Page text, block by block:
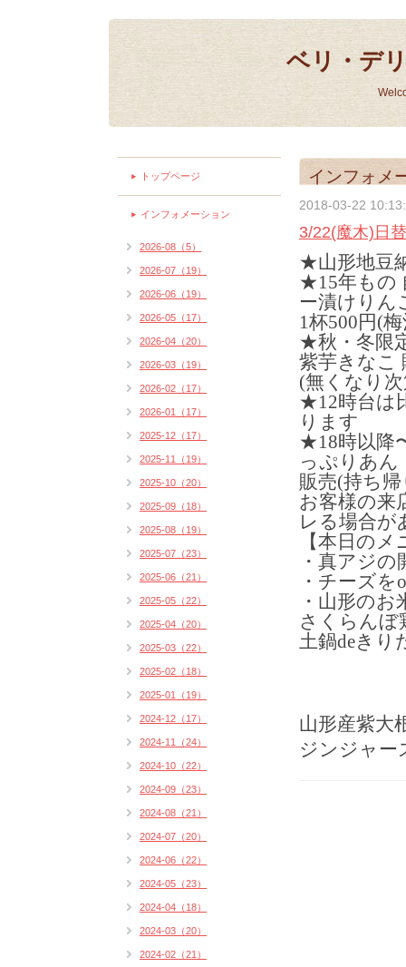
ベリ・デ
インフォメ
2018-03-22
3/22(魔木)日
★山形地豆
★15年もの
ー漬けりん
1杯500円(
★秋・冬限
紫芋きなこ
(無くなり
★12時台は
ります
★18時以降
っぷりあん
販売(持ち
お客様の来
レる場合が
【本日の
・真アジ
・チーズ
・山形の
さくらんぼ
土鍋deき
山形産紫大
ジンジャー
トップページ
インフォメーション
2026-08（5）
2026-07（19）
2026-06（19）
2026-05（17）
2026-04（20）
2026-03（19）
2026-02（17）
2026-01（17）
2025-12（17）
2025-11（19）
2025-10（20）
2025-09（18）
2025-08（19）
2025-07（23）
2025-06（21）
2025-05（22）
2025-04（20）
2025-03（22）
2025-02（18）
2025-01（19）
2024-12（17）
2024-11（24）
2024-10（22）
2024-09（23）
2024-08（21）
2024-07（20）
2024-06（22）
2024-05（23）
2024-04（18）
2024-03（20）
2024-02（21）